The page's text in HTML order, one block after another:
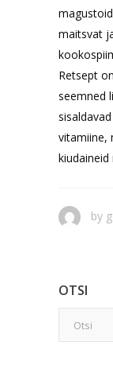
maitsvat
Retsept
seemned
vitamiine,
kiudaineid
by
OTSI